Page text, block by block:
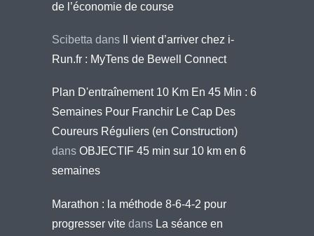
de l’économie de course
Scibetta dans
Il vient d’arriver chez i-
Run.fr : MyTens de Bewell Connect
Plan D'entraînement 10 Km En 45 Min : 6
Semaines Pour Franchir Le Cap Des
Coureurs Réguliers (en Construction)
dans OBJECTIF 45 min sur 10 km en 6
semaines
Marathon : la méthode 8-6-4-2 pour
progresser vite dans La séance en